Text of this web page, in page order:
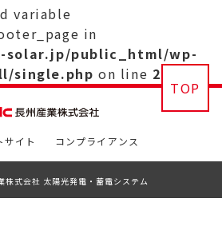
variable
in
solar.jp/public_html/wp-
single.php on line 29
TOP
サイト コンプライアンス
式会社 太陽光発電・蓄電システム